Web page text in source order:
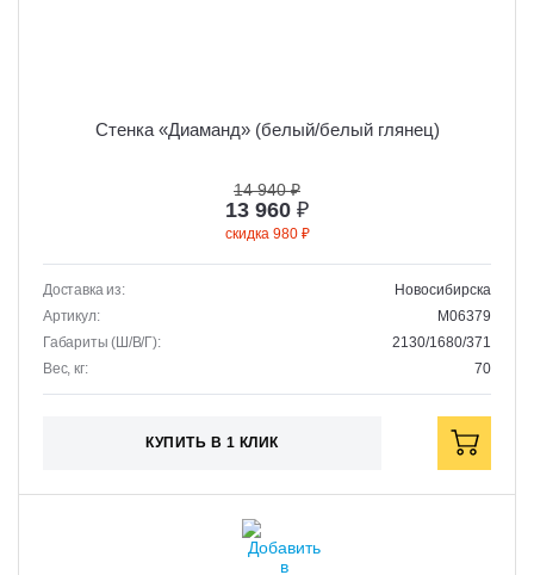
Стенка «Диаманд» (белый/белый глянец)
14 940 ₽
13 960 ₽
скидка 980 ₽
Доставка из:
Новосибирска
Артикул:
M06379
Габариты (Ш/В/Г):
2130/1680/371
Вес, кг:
70
КУПИТЬ В 1 КЛИК